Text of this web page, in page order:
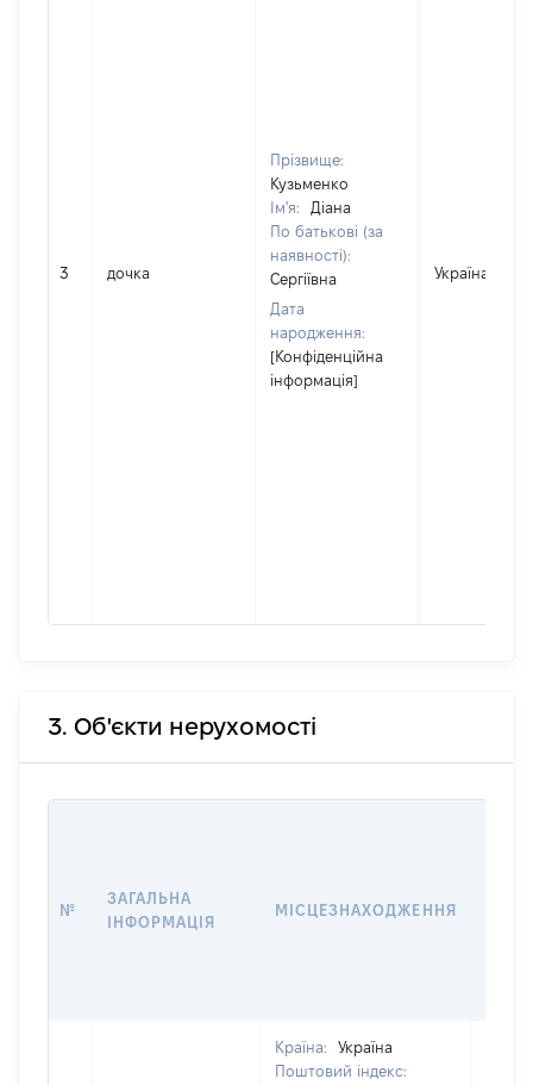
3 дочка
Прізвище:
Кузьменко
Ім'я:
Діана
По батькові (за
наявності):
Сергіївна
Дата
народження:
[Конфіденційна
інформація]
Україна
3. Об'єкти нерухомості
№
ЗАГАЛЬНА
ІНФОРМАЦІЯ
МІСЦЕЗНАХОДЖЕННЯ
Країна:
Україна
Поштовий індекс: